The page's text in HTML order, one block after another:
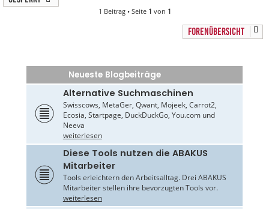
1 Beitrag • Seite 1 von 1
FORENÜBERSICHT
Neueste Blogbeiträge
Alternative Suchmaschinen
Swisscows, MetaGer, Qwant, Mojeek, Carrot2,
Ecosia, Startpage, DuckDuckGo, You.com und
Neeva
weiterlesen
Diese Tools nutzen die ABAKUS
Mitarbeiter
Tools erleichtern den Arbeitsalltag. Drei ABAKUS
Mitarbeiter stellen ihre bevorzugten Tools vor.
weiterlesen